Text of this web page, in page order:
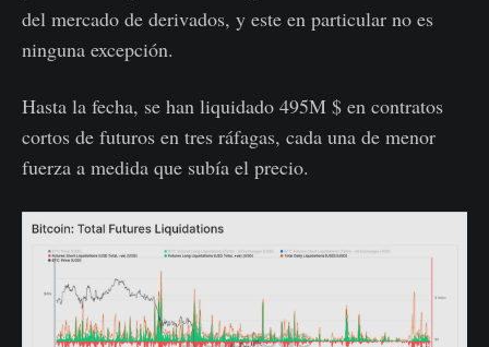
del mercado de derivados, y este en particular no es
ninguna excepción.
Hasta la fecha, se han liquidado 495M $ en contratos
cortos de futuros en tres ráfagas, cada una de menor
fuerza a medida que subía el precio.